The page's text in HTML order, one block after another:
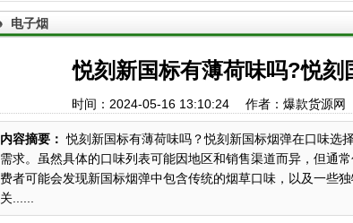
电子烟
悦刻新国标有薄荷味吗?悦刻
时间：2024-05-16 13:10:24 作者：爆款货源
内容摘要： 悦刻新国标有薄荷味吗？悦刻新国标烟弹在口味选
需求。虽然具体的口味列表可能因地区和销售渠道而异，但通
费者可能会发现新国标烟弹中包含传统的烟草口味，以及一些
关......